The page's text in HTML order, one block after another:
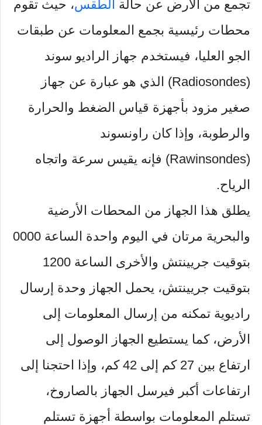
تجمع من الأرض عن حالة الطقس، حيث تقوم
محطات رئيسية بجمع المعلومات عن طبقات
الجو العليا، فيستخدم جهاز الراديو سوند
(Radiosondes) الذي هو عبارة عن جهاز
صغير مزود بأجهزة قياس الضغط والحرارة
والرطوبة، وإذا كان راونسوند
(Rawinsondes) فإنه يقيس سرعة واتجاه
الرياح.
يطلق هذا الجهاز من المحطات الأرضية
والبحرية مرتان في اليوم واحدة الساعة 0000
بتوقيت جريينتش والأخرى الساعة 1200
بتوقيت جريينتش، يحمل الجهاز وحدة إرسال
راديوية تمكنه من إرسال المعلومات إلى
الأرض، كما يستطيع الجهاز الوصول إلى
ارتفاع بين 27 كم إلى 42 كم، وإذا احتجنا إلى
ارتفاعات أكبر فيرسل الجهاز بالصاروخ،
تستلم المعلومات بواسطة أجهزة تستلم